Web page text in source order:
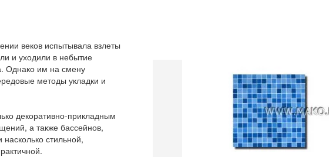
веков испытывала взлеты
и уходили в небытие
Однако им на смену
методы укладки и
декоративно-прикладным
а также бассейнов,
стильной,